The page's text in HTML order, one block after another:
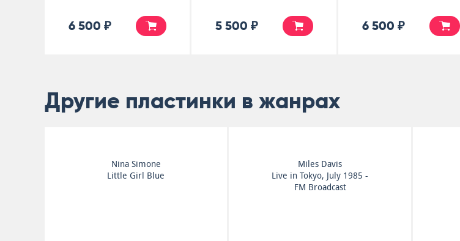
6 500 ₽ 5 500 ₽ 6 500 ₽
Другие пластинки в жанрах
Nina Simone
Little Girl Blue
Miles Davis
Live in Tokyo, July 1985 -
FM Broadcast